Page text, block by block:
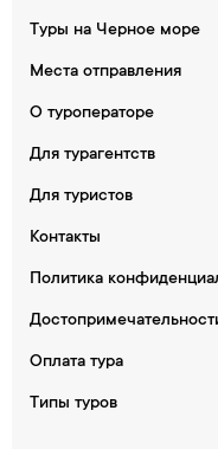
Туры на Черное море
Места отправления
О туроператоре
Для турагентств
Для туристов
Контакты
Политика
Оплата тура
Типы туров